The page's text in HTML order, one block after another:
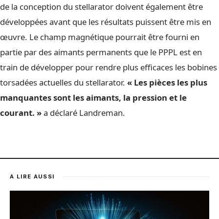
de la conception du stellarator doivent également être
développées avant que les résultats puissent être mis en
œuvre. Le champ magnétique pourrait être fourni en
partie par des aimants permanents que le PPPL est en
train de développer pour rendre plus efficaces les bobines
torsadées actuelles du stellarator. « Les pièces les plus
manquantes sont les aimants, la pression et le
courant. »a déclaré Landreman.
A LIRE AUSSI